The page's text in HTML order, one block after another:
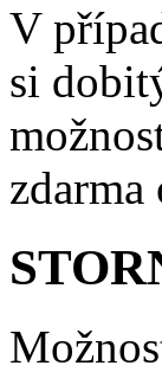
V
si
zdarma